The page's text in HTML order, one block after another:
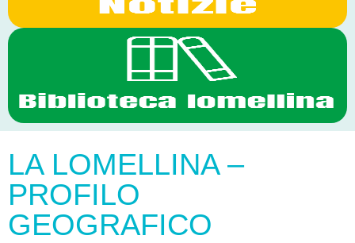
LA LOMELLINA –
PROFILO
GEOGRAFICO